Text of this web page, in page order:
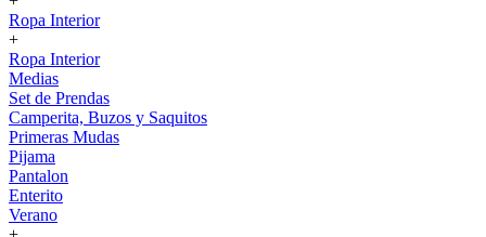
Ropa Interior
+
Ropa Interior
Medias
Set de Prendas
Camperita, Buzos y Saquitos
Primeras Mudas
Pijama
Pantalon
Enterito
Verano